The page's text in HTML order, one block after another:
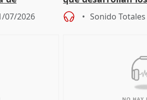
oposición
07/2026
territoriales de la
Sonido Totales